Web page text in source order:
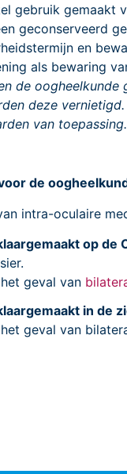
gebruik gemaakt
geconserveerd
en
als bewaring
de
deze
van toepassing.
de
intra-oculaire
op de
geval van
in de
geval van